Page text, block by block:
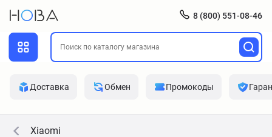
8 (800) 551-08-46
Доставка Обмен Промокоды
Xiaomi